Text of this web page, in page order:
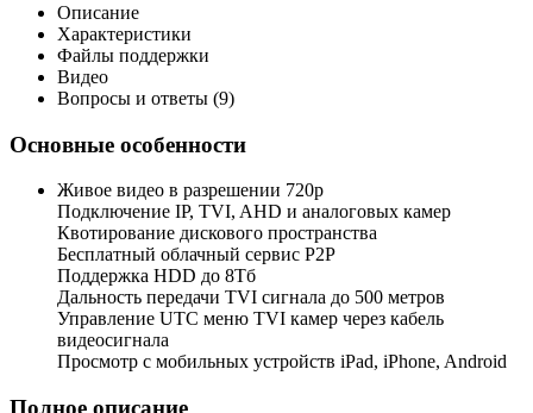
Описание
Характеристики
Файлы поддержки
Видео
Вопросы и ответы (9)
Основные особенности
Живое видео в разрешении 720р
Подключение IP, TVI, AHD и аналоговых камер
Квотирование дискового пространства
Бесплатный облачный сервис Р2Р
Поддержка HDD до 8Тб
Дальность передачи TVI сигнала до 500 метров
Управление UTC меню TVI камер через кабель
видеосигнала
Просмотр с мобильных устройств iPad, iPhone, Android
Полное описание